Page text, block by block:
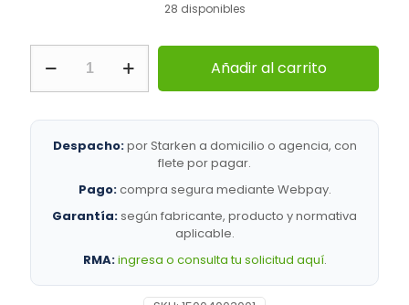
28 disponibles
FC-
200
Antenas
Accesorios
cantidad
Añadir al carrito
Despacho:por Starken a domicilio o agencia, con
flete por pagar.
Pago:compra segura mediante Webpay.
Garantía:según fabricante, producto y normativa
aplicable.
RMA:ingresa o consulta tu solicitud aquí.